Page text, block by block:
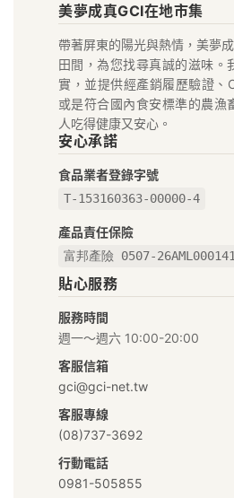
夢
成
真
GCI
在
地
好
物
市
集
｜
給
你
安
美夢成真GCI在地市集
帶著屏東的陽光與熱情，美夢
田間，為您找尋真誠的滋味。
實，並提供經產銷履歷驗證、
或是符合國內食安標準的農漁
人吃得健康又安心。
安心承諾
食品業者登錄字號
T-153160363-00000-4
產品責任保險
富邦產險 0507-
貼心服務
服務時間
週一～週六 10:00-20:00
客服信箱
gci@gci-net.tw
客服專線
(08)737-3692
行動電話
0981-505855